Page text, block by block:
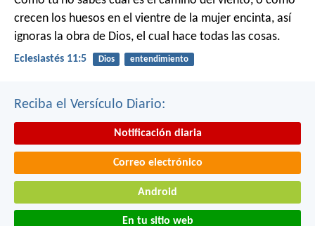
crecen los huesos en el vientre de la mujer encinta, así
ignoras la obra de Dios, el cual hace todas las cosas.
Eclesiastés 11:5 Dios entendimiento
Reciba el Versículo Diario:
Notificación diaria
Correo electrónico
Android
En tu sitio web